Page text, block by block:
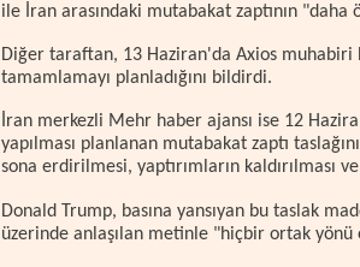
ile İran arasındaki mutabakat zaptının "daha
Diğer taraftan, 13 Haziran'da Axios muhabiri
tamamlamayı planladığını bildirdi.
İran merkezli Mehr haber ajansı ise 12
yapılması planlanan mutabakat zaptı
sona erdirilmesi, yaptırımların kaldırılması
Donald Trump, basına yansıyan bu taslak
üzerinde anlaşılan metinle "hiçbir ortak yönü